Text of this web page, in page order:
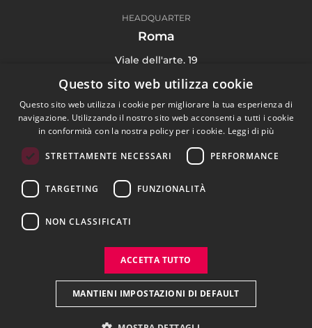
HEADQUARTER
Roma
Viale dell'arte, 19
00144 Roma Italy
Portfolio
Privacy Policy
Questo sito web utilizza cookie
Questo sito web utilizza i cookie per migliorare la tua esperienza di
navigazione. Utilizzando il nostro sito web acconsenti a tutti i cookie
in conformità con la nostra policy per i cookie. Leggi di più
STRETTAMENTE NECESSARI PERFORMANCE
TARGETING FUNZIONALITÀ
NON CLASSIFICATI
ACCETTA TUTTO
MANTIENI IMPOSTAZIONI DI DEFAULT